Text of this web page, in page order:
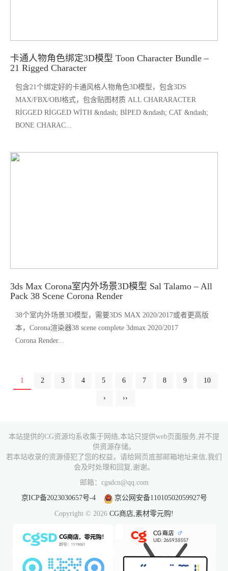
卡通人物角色绑定3D模型 Toon Character Bundle –
21 Rigged Character
包含21个绑定好的卡通风格人物角色3D模型，包含3DS
MAX/FBX/OBJ格式，包含贴图材质 ALL CHARARACTER
RİGGED RİGGED WİTH &ndash; BİPED &ndash; CAT &ndash;
BONE CHARAC...
3ds Max Corona室内外场景3D模型 Sal Talamo – All
Pack 38 Scene Corona Render
38个室内外场景3D模型，需要3DS MAX 2020/2017或者更高版
本，Corona渲染器38 scene complete 3dmax 2020/2017
Corona Render...
1 2 3 4 5 6 7 8 9 10
› ››
本站提供的CG资源均系收集于网络,本站只提供web页面服务,并不提
供资源存储。
若本站收录的资源侵犯了您的权益，请给网页底部邮箱地址来信,我们
会及时处理和回复,谢谢。
邮箱：cgsdcn@qq.com
京ICP备2023030657号-4
京公网安备11010502059927号
Copyright © 2026 CG商店,素材零元购!